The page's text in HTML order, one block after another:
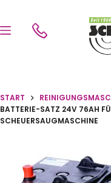
START
BATTERIE-SATZ 24V 76AH
SCHEUERSAUGMASCHINE